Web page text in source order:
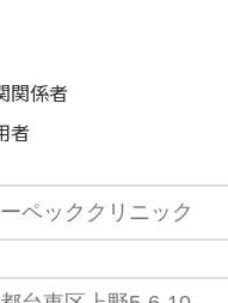
関係者
者